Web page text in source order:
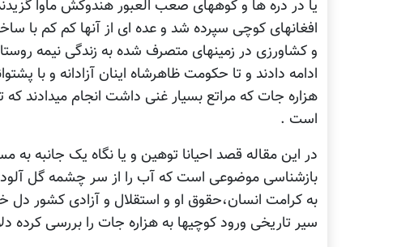
یا در دره ها و کوههای صعب العبور هندوکش ماوا
افغانهای کوچی سپرده شد و عده ای از آنها کم کم با
و کشاورزی در زمینهای متصرف شده به زندگی نیمه
ادامه دادند و تا حکومت ظاهرشاه اینان آزادانه و با
هزاره جات که مراتع بسیار غنی داشت انجام میدادند که
است .
در این مقاله قصد احیانا توهین و یا نگاه یک جانبه به
بازشناسی موضوعی است که آب را از سر چشمه گل
به کرامت انسان،حقوق او و استقلال و آزادی
سیر تاریخی ورود کوچیها به هزاره جات را بررسی کرده